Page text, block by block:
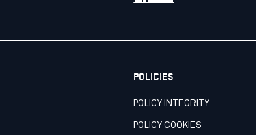
POLICIES
POLICY INTEGRITY
POLICY COOKIES